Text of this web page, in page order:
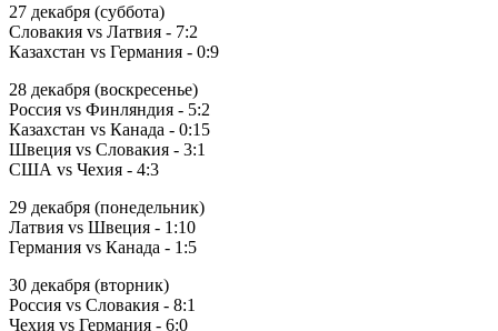
27 декабря (суббота)
Словакия vs Латвия - 7:2
Казахстан vs Германия - 0:9
28 декабря (воскресенье)
Россия vs Финляндия - 5:2
Казахстан vs Канада - 0:15
Швеция vs Словакия - 3:1
США vs Чехия - 4:3
29 декабря (понедельник)
Латвия vs Швеция - 1:10
Германия vs Канада - 1:5
30 декабря (вторник)
Россия vs Словакия - 8:1
Чехия vs Германия - 6:0